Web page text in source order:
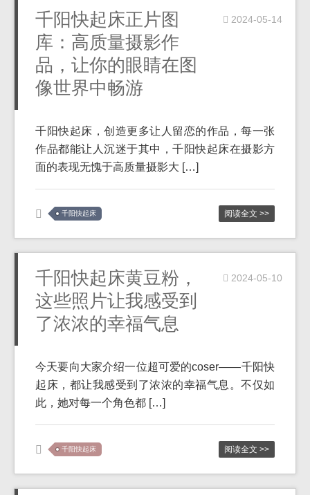
千阳快起床正片图
库：高质量摄影作
品，让你的眼睛在图
像世界中畅游
2024-05-14
千阳快起床，创造更多让人留恋的作品，每一张
作品都能让人沉迷于其中，千阳快起床在摄影方
面的表现无愧于高质量摄影大 […]
千阳快起床 阅读全文 >>
千阳快起床黄豆粉，
这些照片让我感受到
了浓浓的幸福气息
2024-05-10
今天要向大家介绍一位超可爱的coser——千阳快
起床，都让我感受到了浓浓的幸福气息。不仅如
此，她对每一个角色都 […]
千阳快起床 阅读全文 >>